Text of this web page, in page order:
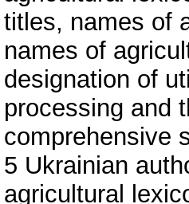
titles, names of
names of
designation of
processing and
comprehensive
5 Ukrainian
agricultural